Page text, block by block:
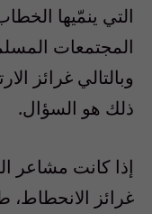
التي ينمّيها
المجتمعات
وبالتالي غرائز
ذلك هو السؤال.
إذا كانت مشاعر
غرائز الانحطاط،